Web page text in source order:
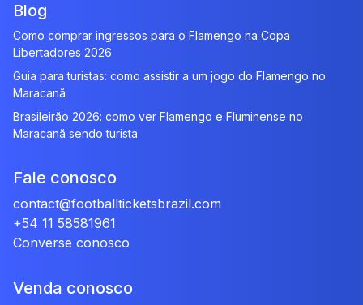
Blog
Como comprar ingressos para o Flamengo na Copa
Libertadores 2026
Guia para turistas: como assistir a um jogo do Flamengo no
Maracanã
Brasileirão 2026: como ver Flamengo e Fluminense no
Maracanã sendo turista
Fale conosco
contact@footballticketsbrazil.com
+54 11 58581961
Converse conosco
Venda conosco